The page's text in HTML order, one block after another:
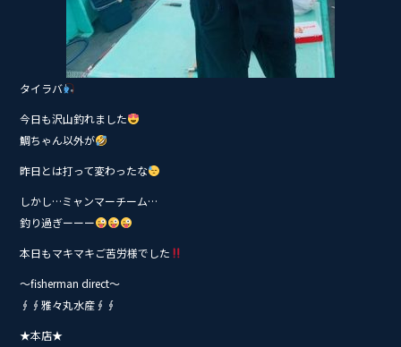
タイラバ
今日も沢山釣れました
鯛ちゃん以外が
昨日とは打って変わったな
しかし…ミャンマーチーム…
釣り過ぎーーー
本日もマキマキご苦労様でした
〜fisherman direct〜
∮∮雅々丸水産∮∮
★本店★